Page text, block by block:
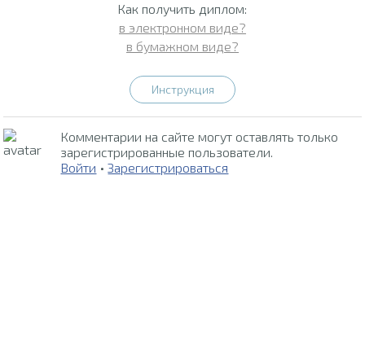
Как получить диплом:
в электронном виде?
в бумажном виде?
Инструкция
Комментарии на сайте могут оставлять только
зарегистрированные пользователи.
Войти •Зарегистрироваться